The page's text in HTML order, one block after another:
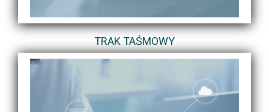
TRAK TAŚMOWY